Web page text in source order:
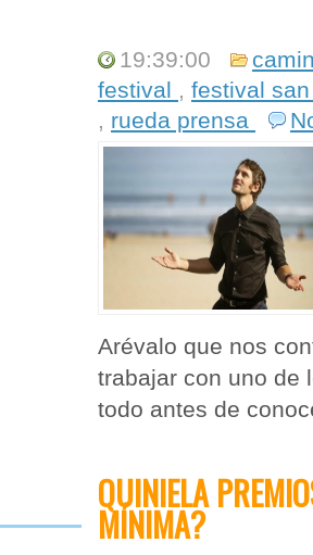
19:39:00
festival , festival
, rueda prensa
Arévalo que nos
trabajar con uno de
todo antes de
QUINIELA
MÍNIMA?